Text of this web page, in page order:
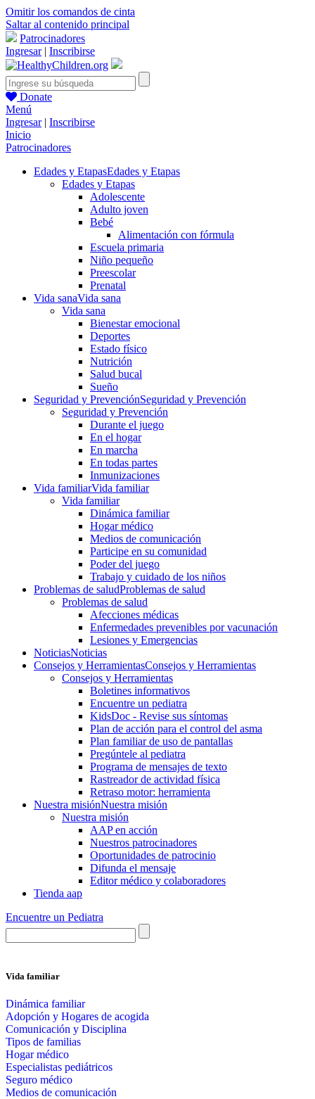
Omitir los comandos de cinta
Saltar al contenido principal
Patrocinadores
Ingresar| Inscribirse
Donate
Menú
Ingresar| Inscribirse
Inicio
Patrocinadores
Edades y EtapasEdades y Etapas
Edades y Etapas
Adolescente
Adulto joven
Bebé
Alimentación con fórmula
Escuela primaria
Niño pequeño
Preescolar
Prenatal
Vida sanaVida sana
Vida sana
Bienestar emocional
Deportes
Estado físico
Nutrición
Salud bucal
Sueño
Seguridad y PrevenciónSeguridad y Prevención
Seguridad y Prevención
Durante el juego
En el hogar
En marcha
En todas partes
Inmunizaciones
Vida familiarVida familiar
Vida familiar
Dinámica familiar
Hogar médico
Medios de comunicación
Participe en su comunidad
Poder del juego
Trabajo y cuidado de los niños
Problemas de saludProblemas de salud
Problemas de salud
Afecciones médicas
Enfermedades prevenibles por vacunación
Lesiones y Emergencias
NoticiasNoticias
Consejos y HerramientasConsejos y Herramientas
Consejos y Herramientas
Boletines informativos
Encuentre un pediatra
KidsDoc - Revise sus síntomas
Plan de acción para el control del asma
Plan familiar de uso de pantallas
Pregúntele al pediatra
Programa de mensajes de texto
Rastre​​ador de activida​d física
Retraso motor: herramienta
Nuestra misiónNuestra misión
Nuestra misión
AAP en acción
Nuestros patrocinadores
Oportunidades de patrocinio
Difunda el mensaje
Editor médico y colaboradores
Tienda aap
Encuentre un Pediatra
Vida familiar
Dinámica familiar
Adopción y Hogares de acogida
Comunicación y Disciplina
Tipos de familias
Hogar médico
Especialistas pediátricos
Seguro médico
Medios de comunicación